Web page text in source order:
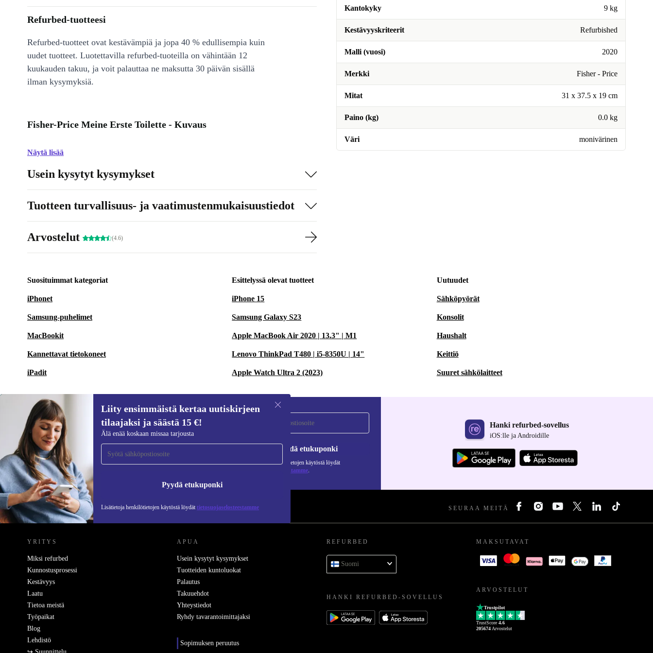
Kantokyky 9 kg
Kestävyyskriteerit Refurbished
Malli (vuosi) 2020
Merkki Fisher - Price
Mitat 31 x 37.5 x 19 cm
Paino (kg) 0.0 kg
Väri monivärinen
Refurbed-tuotteesi
Refurbed-tuotteet ovat kestävämpiä ja jopa 40 % edullisempia kuin
uudet tuotteet. Luotettavilla refurbed-tuoteilla on vähintään 12
kuukauden takuu, ja voit palauttaa ne maksutta 30 päivän sisällä
ilman kysymyksiä.
Fisher-Price Meine Erste Toilette - Kuvaus
Näytä lisää
Usein kysytyt kysymykset
Tuotteen turvallisuus- ja vaatimustenmukaisuustiedot
Arvostelut (4.6)
Suosituimmat kategoriat
iPhonet
Samsung-puhelimet
MacBookit
Kannettavat tietokoneet
iPadit
Esittelyssä olevat tuotteet
iPhone 15
Samsung Galaxy S23
Apple MacBook Air 2020 | 13.3" | M1
Lenovo ThinkPad T480 | i5-8350U | 14"
Apple Watch Ultra 2 (2023)
Uutuudet
Sähköpyörät
Konsolit
Haushalt
Keittiö
Suuret sähkölaitteet
Liity ensimmäistä kertaa uutiskirjeen
tilaajaksi ja säästä 15 €!
Älä enää koskaan missaa tarjousta
Pyydä etukuponki
Lisätietoja henkilötietojen käytöstä löydät tietosuojaselosteestamme
Liity ensimmäistä kertaa uutiskirjeen
tilaajaksi ja säästä 15 €!
Älä missaa enää yhtäkään tarjousta.
Pyydä etukuponki
Lisätietoja henkilötietojen käytöstä löydät
tietosuojaselosteestamme.
Hanki refurbed-sovellus
iOS:lle ja Androidille
REFURBED SUOMI - RETHINK NEW. SEURAA MEITÄ
YRITYS
Miksi refurbed
Kunnostusprosessi
Kestävyys
Laatu
Tietoa meistä
Työpaikat
Blog
Lehdistö
APUA
Usein kysytyt kysymykset
Tuotteiden kuntoluokat
Palautus
Takuuehdot
Yhteystiedot
Ryhdy tavarantoimittajaksi
Sopimuksen peruutus
REFURBED
Suomi
HANKI REFURBED-SOVELLUS
MAKSUTAVAT
ARVOSTELUT
Trustpilot
TrustScore 4.6
205674 Arvostelut